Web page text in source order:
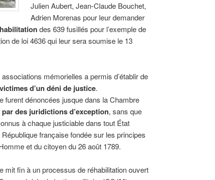
Julien Aubert, Jean-Claude Bouchet,
Adrien Morenas pour leur demander
des 639 fusillés pour l’exemple de
de loi 4636 qui leur sera soumise le 13
mémorielles a permis d’établir de
victimes d’un déni de justice.
furent dénoncées jusque dans la Chambre
des juridictions d’exception, sans que
à chaque justiciable dans tout État
française fondée sur les principes
et du citoyen du 26 août 1789.
mit fin à un processus de réhabilitation ouvert